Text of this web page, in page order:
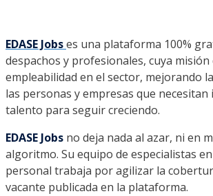
EDASE Jobses una plataforma 100%
despachos y profesionales, cuya
empleabilidad en el sector, mejorando
las personas y empresas que
talento para seguir creciendo.
EDASE Jobs no deja nada al azar, ni en
algoritmo. Su equipo de especialistas
personal trabaja por agilizar la
vacante publicada en la plataforma.